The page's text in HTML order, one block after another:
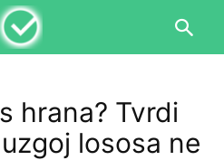
hrana? Tvrdi
lososa ne